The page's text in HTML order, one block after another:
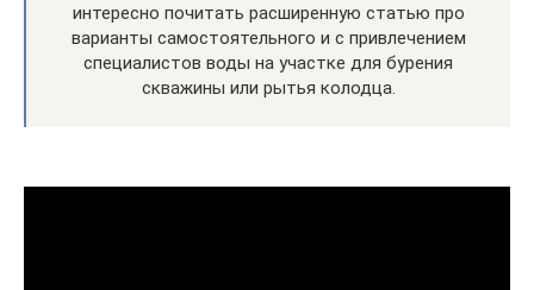
интересно почитать расширенную статью про
варианты самостоятельного и с привлечением
специалистов воды на участке для бурения
скважины или рытья колодца.